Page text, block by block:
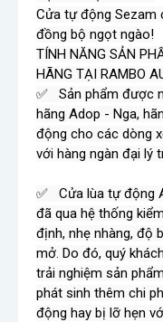
Cửa tự động Sezam
đồng bộ ngọt ngào!
TÍNH NĂNG SẢN
HÃNG TẠI RAMBO
✅   Sản phẩm được
hãng Adop - Nga,
động cho các dòng
với hàng ngàn đại lý
✅   Cửa lùa tự động
đã qua hệ thống
định, nhẹ nhàng, độ
mở. Do đó, quý
trải nghiệm sản
phát sinh thêm chi
động hay bị lỡ hẹn